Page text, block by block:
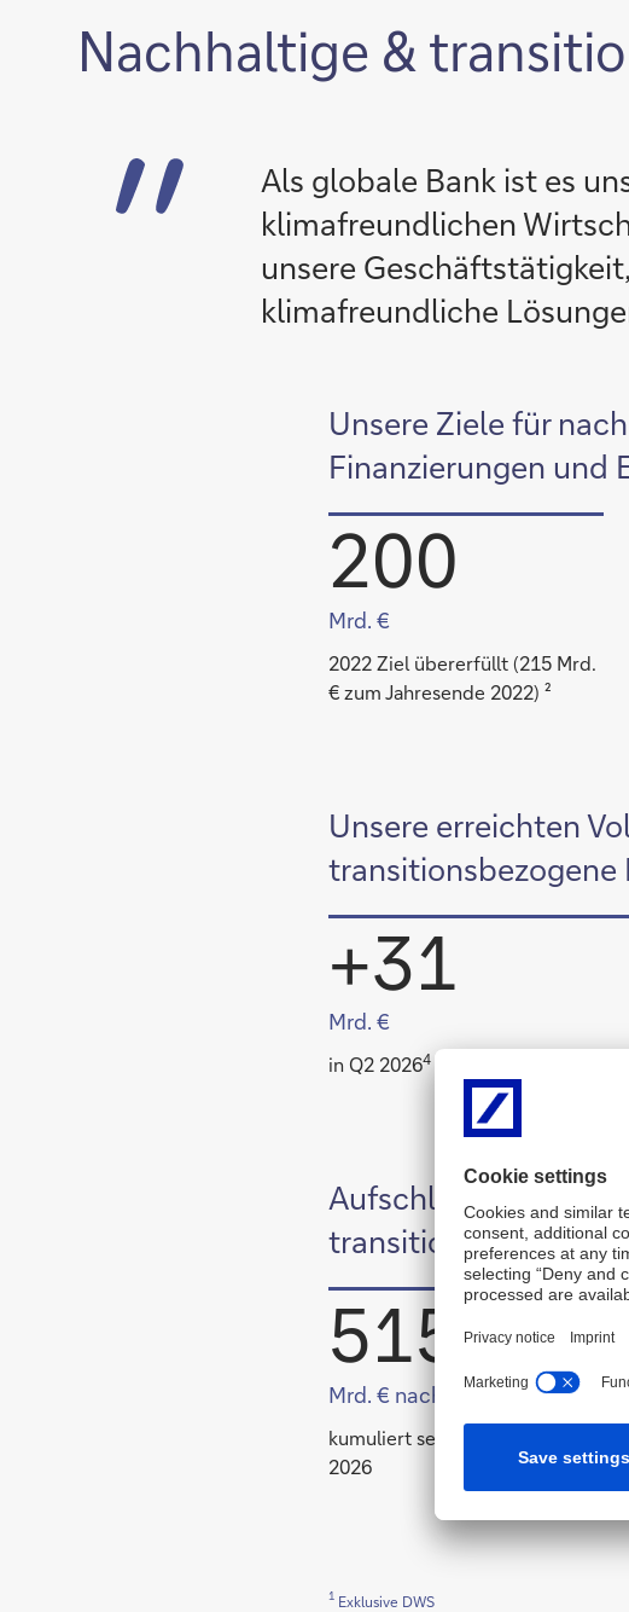
Nachhaltige &
Als globale Bank ist es
klimafreundlichen
unsere
klimafreundliche
Unsere Ziele für
Finanzierungen und
200
Mrd. €
2022 Ziel über­erfüllt (215 Mrd.
€ zum Jahres­ende 2022) ²
Unsere erreichten
transitionsbezogene
+31
Mrd. €
in Q2 20264
Aufschlüsselung
transitionsbezogene
515
Mrd. € nachhaltige
kumuliert seit Januar 2020 bis
2026
1 Exklusive DWS